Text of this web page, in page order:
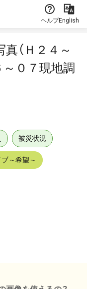
ヘルプEnglish
（Ｈ２４～
０７現地調
被災状況
～希望～